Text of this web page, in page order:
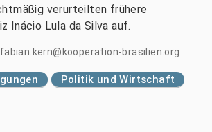
verurteilten frühere
Inácio Lula da Silva auf.
fabian.kern@kooperation-brasilien.org
Politik und Wirtschaft